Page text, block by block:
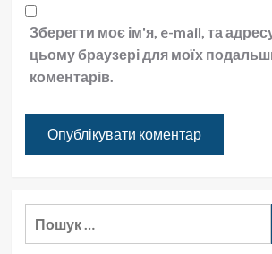
Зберегти моє ім'я, e-mail, та
цьому браузері для моїх
коментарів.